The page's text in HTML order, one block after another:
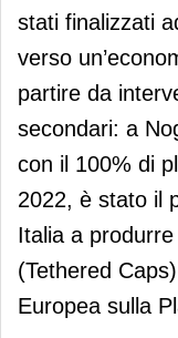
stati finalizzati
verso
partire da
secondari: a
con il 100% di
2022, è stato il
Italia a
(Tethered
Europea sulla